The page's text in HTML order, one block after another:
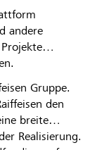
andere
Gruppe.
den
breite
Realisierung.